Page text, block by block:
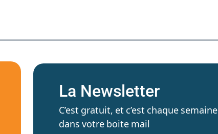
La Newsletter
C’est gratuit, et c’est chaque semaine
dans votre boite mail